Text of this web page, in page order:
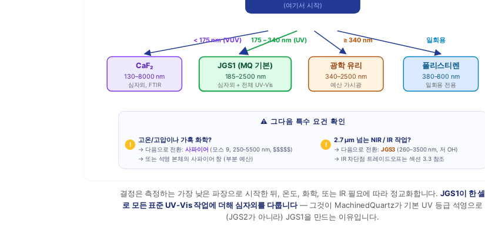
(여기서 시작)
< 175 nm (VUV)
CaF₂
130–8000 nm
심자외, FTIR
175 – 340 nm (UV)
JGS1 (MQ 기본)
185–2500 nm
심자외 + 전체 UV-Vis
≥ 340 nm
광학 유리
340–2500 nm
예산 가시광
일회용
폴리스티렌
380–800 nm
일회용 전용
⚠ 그다음 특수 요건 확인
!
고온/고압이나 가혹 화학?
→ 다음으로 전환: 사파이어 (모스 9, 250–5500 nm, $$$$$)
→ 또는 석영 본체의 사파이어 창 (부분 예산)
!
2.7 µm 넘는 NIR / IR 작업?
→ 다음으로 전환: JGS3 (260–3500 nm, 저 OH)
→ IR 차단점 트레이드오프는 섹션 3.3 참조
결정은 측정하는 가장 낮은 파장으로 시작한 뒤, 온도, 화학, 또는 IR 필요에 따라 정교화합니다.JGS1이 한 셀
로 모든 표준 UV-Vis 작업에 더해 심자외를 다룹니다— 그것이 MachinedQuartz가 기본 UV 등급 석영으로
(JGS2가 아니라) JGS1을 만드는 이유입니다.